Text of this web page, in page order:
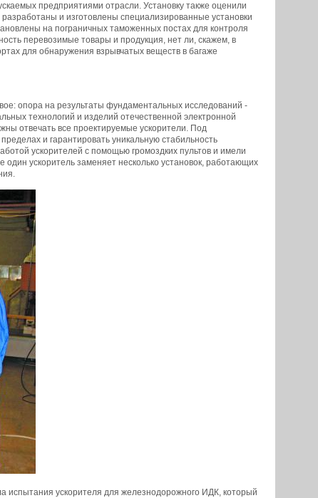
предприятиями отрасли. Установку также оценили
и изготовлены специализированные установки
на пограничных таможенных постах для контроля
перевозимые товары и продукция, нет ли, скажем, в
для обнаружения взрывчатых веществ в багаже
опора на результаты фундаментальных исследований -
технологий и изделий отечественной электронной
отвечать все проектируемые ускорители. Под
и гарантировать уникальную стабильность
ускорителей с помощью громоздких пультов и имели
ускоритель заменяет несколько установок, работающих
испытания ускорителя для железнодорожного ИДК, который